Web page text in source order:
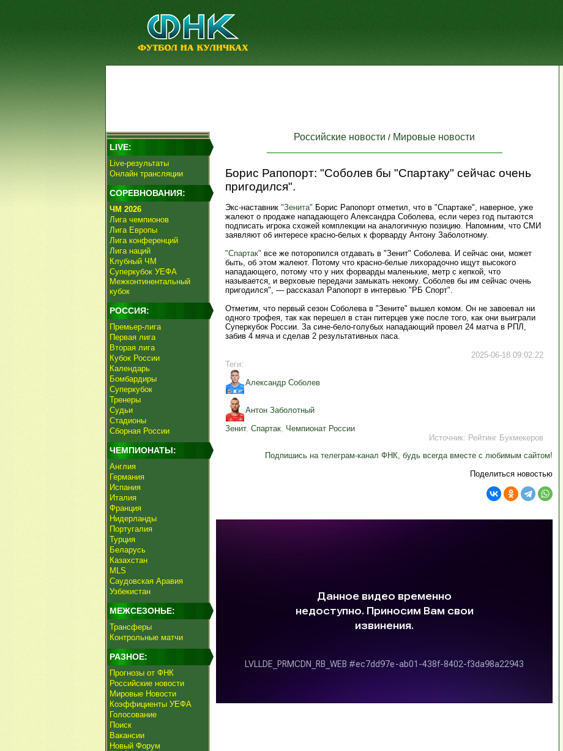
LIVE:
Live-результаты
Онлайн трансляции
СОРЕВНОВАНИЯ:
ЧМ 2026
Лига чемпионов
Лига Европы
Лига конференций
Лига наций
Клубный ЧМ
Суперкубок УЕФА
Межконтинентальный
кубок
РОССИЯ:
Премьер-лига
Первая лига
Вторая лига
Кубок России
Календарь
Бомбардиры
Суперкубок
Тренеры
Судьи
Стадионы
Сборная России
ЧЕМПИОНАТЫ:
Англия
Германия
Испания
Италия
Франция
Нидерланды
Португалия
Турция
Беларусь
Казахстан
MLS
Саудовская Аравия
Узбекистан
МЕЖСЕЗОНЬЕ:
Трансферы
Контрольные матчи
РАЗНОЕ:
Прогнозы от ФНК
Российские новости
Мировые Новости
Коэффициенты УЕФА
Голосование
Поиск
Вакансии
Новый Форум
Российские новости / Мировые новости
Борис Рапопорт: "Соболев бы "Спартаку" сейчас очень
пригодился".
Экс-наставник "Зенита" Борис Рапопорт отметил, что в "Спартаке", наверное, уже
жалеют о продаже нападающего Александра Соболева, если через год пытаются
подписать игрока схожей комплекции на аналогичную позицию. Напомним, что СМИ
заявляют об интересе красно-белых к форварду Антону Заболотному.
"Спартак" все же поторопился отдавать в "Зенит" Соболева. И сейчас они, может
быть, об этом жалеют. Потому что красно-белые лихорадочно ищут высокого
нападающего, потому что у них форварды маленькие, метр с кепкой, что
называется, и верховые передачи замыкать некому. Соболев бы им сейчас очень
пригодился", — рассказал Рапопорт в интервью "РБ Спорт".
Отметим, что первый сезон Соболева в "Зените" вышел комом. Он не завоевал ни
одного трофея, так как перешел в стан питерцев уже после того, как они выиграли
Суперкубок России. За сине-бело-голубых нападающий провел 24 матча в РПЛ,
забив 4 мяча и сделав 2 результативных паса.
2025-06-18 09:02:22
Теги:
Александр Соболев
Антон Заболотный
Зенит, Спартак, Чемпионат России
Источник: Рейтинг Букмекеров
Подпишись на телеграм-канал ФНК, будь всегда вместе с любимым сайтом!
Поделиться новостью